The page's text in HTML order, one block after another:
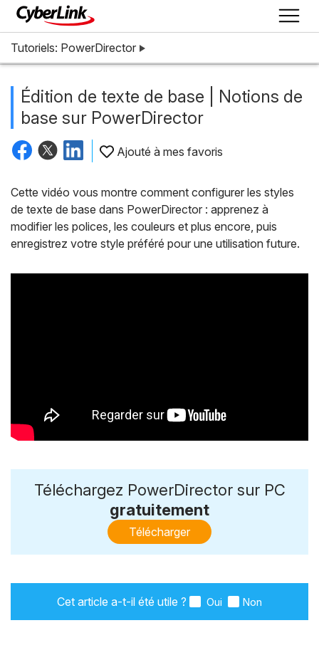
Tutoriels: PowerDirector
Édition de texte de base | Notions de
base sur PowerDirector
Ajouté à mes favoris
Cette vidéo vous montre comment configurer les styles
de texte de base dans PowerDirector : apprenez à
modifier les polices, les couleurs et plus encore, puis
enregistrez votre style préféré pour une utilisation future.
Téléchargez PowerDirector sur PC
gratuitement
Télécharger
Cet article a-t-il été utile ? Oui Non